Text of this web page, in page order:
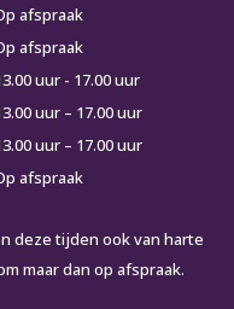
afspraak
afspraak
uur - 17.00 uur
uur – 17.00 uur
uur – 17.00 uur
afspraak
deze tijden ook van harte
maar dan op afspraak.